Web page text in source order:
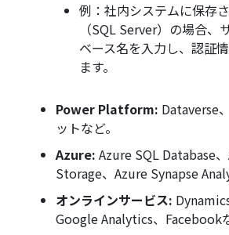
例：社内システムに保存
（SQL Server）の場合、
ベース名を入力し、認証
ます。
Power Platform: Dataverse
ットなど。
Azure: Azure SQL Database
Storage、Azure Synapse
オンラインサービス:
Google Analytics、Facebook